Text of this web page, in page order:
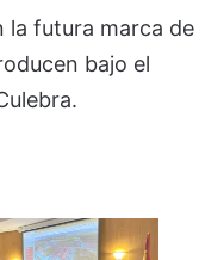
la futura marca de
bajo el